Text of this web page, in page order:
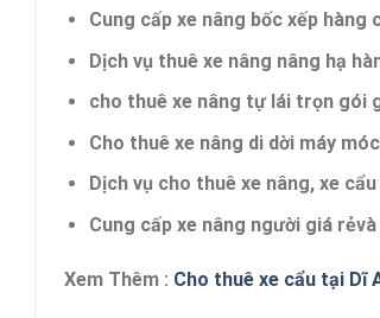
Cung cấp xe nâng bốc xếp
Dịch vụ thuê xe nâng nâng hạ
cho thuê xe nâng tự lái trọn gói
Cho thuê xe nâng di dời máy
Dịch vụ cho thuê xe nâng, xe
Cung cấp xe nâng người giá rẻ
Xem Thêm : Cho thuê xe cẩu tại Dĩ